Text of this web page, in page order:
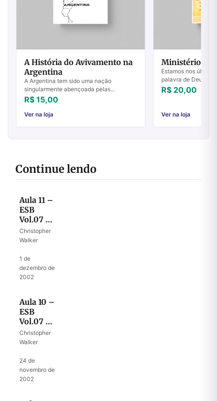
A História do Avivamento na
Argentina
A Argentina tem sido uma nação
singularmente abençoada pelas
visitações do Espírito de Deus no mundo
contemporâneo. Apresentamos aqui,
apenas três fases dest...
R$ 15,00
Ver na loja
Ministério ao
Estamos nos
palavra de Deus
nunca antes pela
e seus propósitos
R$ 20,00
Ver na loja
Continue lendo
Aula 11 –
ESB
Vol.07 –
O
casamento
Christopher
Walker
1 de
dezembro de
2002
Aula 10 –
ESB
Vol.07 –
“Estende
a tua
Christopher
Walker
24 de
novembro de
2002